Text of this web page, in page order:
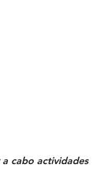
cabo actividades